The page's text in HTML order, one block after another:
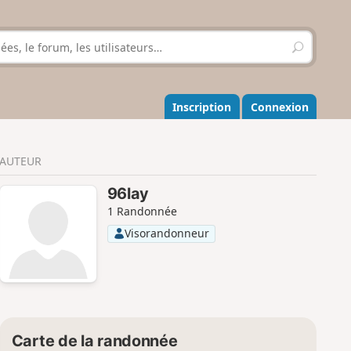
R
e
h
e
r
r
Inscription Connexion
AUTEUR
96lay
1 Randonnée
Visorandonneur
Carte de la randonnée